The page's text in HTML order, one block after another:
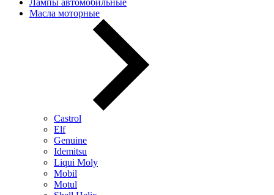
Лампы автомобильные
Масла моторные
Castrol
Elf
Genuine
Idemitsu
Liqui Moly
Mobil
Motul